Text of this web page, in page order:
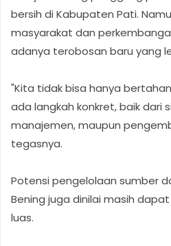
bersih di Kabupaten Pati.
masyarakat dan
adanya terobosan baru yang
"Kita tidak bisa hanya
ada langkah konkret, baik dari
manajemen, maupun
tegasnya.
Potensi pengelolaan sumber
Bening juga dinilai masih
luas.